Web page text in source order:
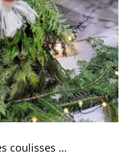
coulisses …